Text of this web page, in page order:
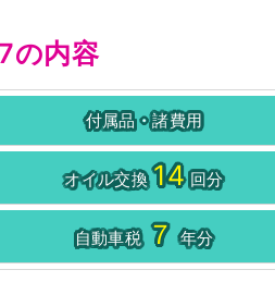
の内容
付属品・諸費用
オイル交換 14 回分
自動車税 ７ 年分